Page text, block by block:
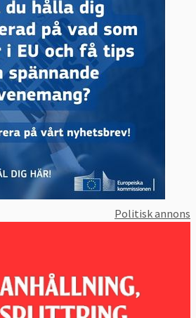
Politisk annons